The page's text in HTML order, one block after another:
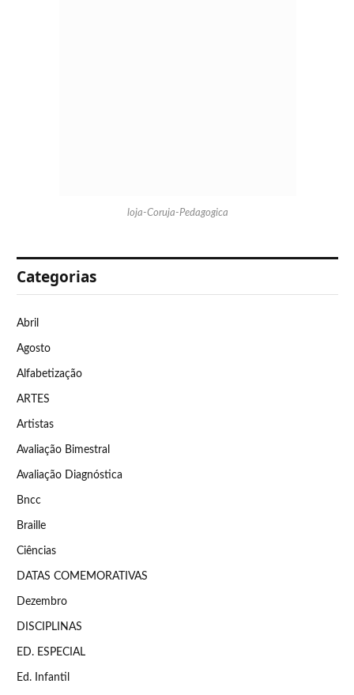
loja-Coruja-Pedagogica
Categorias
Abril
Agosto
Alfabetização
ARTES
Artistas
Avaliação Bimestral
Avaliação Diagnóstica
Bncc
Braille
Ciências
DATAS COMEMORATIVAS
Dezembro
DISCIPLINAS
ED. ESPECIAL
Ed. Infantil